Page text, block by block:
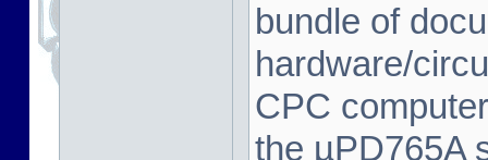
bundle of
hardware/
CPC
the µPD765A